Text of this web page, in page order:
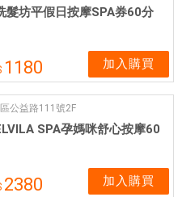
髮坊平假日按摩SPA券60分
1180 加入購買
公益路111號2F
SPA孕媽咪舒心按摩60
2380 加入購買